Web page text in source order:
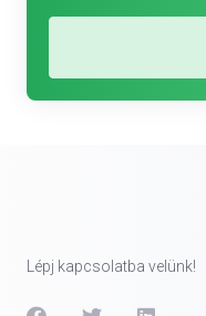
Lépj kapcsolatba velünk!